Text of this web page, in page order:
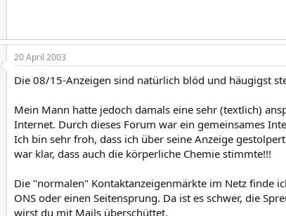
20 April 2003
Die 08/15-Anzeigen sind natürlich blöd und häugigst
Mein Mann hatte jedoch damals eine sehr (textlich)
Internet. Durch dieses Forum war ein gemeinsames
Ich bin sehr froh, dass ich über seine Anzeige
war klar, dass auch die körperliche Chemie stimmte!!!
Die "normalen" Kontaktanzeigenmärkte im Netz finde
ONS oder einen Seitensprung. Da ist es schwer, die
wirst du mit Mails überschüttet.